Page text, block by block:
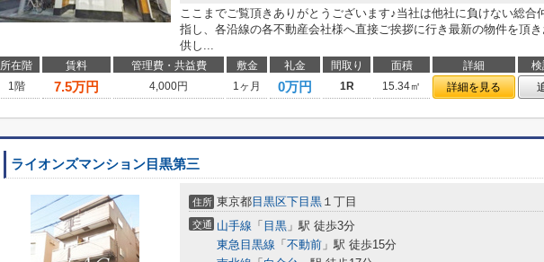
ここまでご覧頂きありがとうございます♪当社は他社に負けない総合
指し、各沿線の各不動産会社様へ直接ご挨拶に行き最新の物件を頂
供し...
所在階 賃料 管理費・共益費 敷金 礼金 間取り 面積 詳細
検
1階
7.5万円 4,000円 1ヶ月 0万円 1R 15.34㎡ 詳細を見る
ライオンズマンション目黒第三
住所 東京都目黒区下目黒 １丁目
交通 山手線 「 目黒 」駅 徒歩3分
東急目黒線 「 不動前 」駅 徒歩15分